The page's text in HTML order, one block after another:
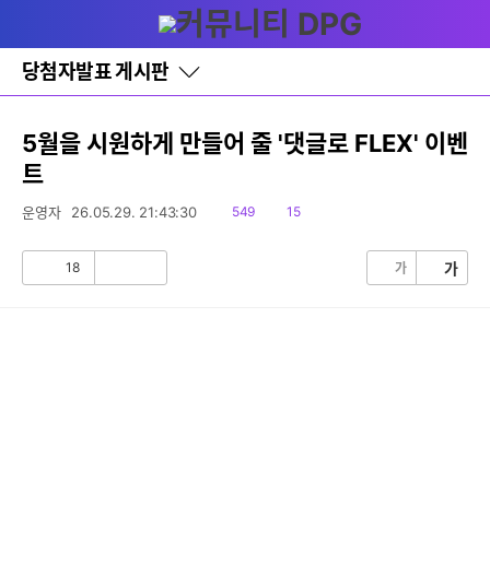
와
홈
당첨자발표 게시판
바
로
기
레
창
5월을 시원하게 만들어 줄 '댓글로 FLEX' 이벤
트
운영자 26.05.29. 21:43:30
읽
549
댓
15
18 가 가